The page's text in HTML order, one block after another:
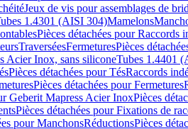
Jeux de vis pour assemblages de
1.4301 (AISI 304)Mamelons
Pièces détachées pour Raccords
TraverséesFermeturesPièces
Acier Inox, sans siliconeTubes 1.4401
Pièces détachées pour TésRaccords
Pièces détachées pour Fermetures
Geberit Mapress Acier InoxPièces
Pièces détachées pour Fixations de
pour ManchonsRéductionsPièces